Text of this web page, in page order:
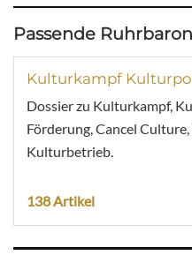
Passende
Kulturkampf
Dossier zu Kulturkampf,
Förderung, Cancel
Kulturbetrieb.
138 Artikel